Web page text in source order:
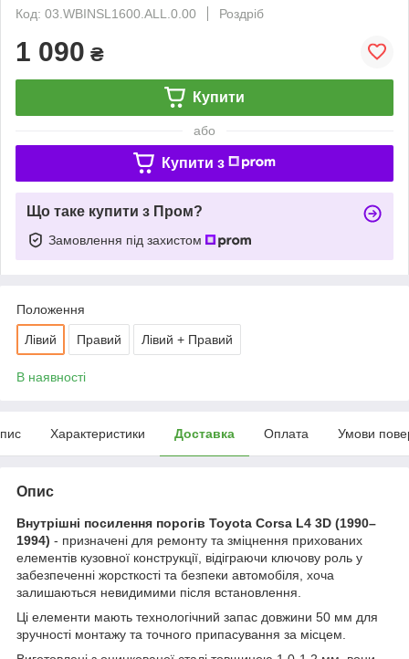
Код: 03.WBINSL1600.ALL.0.00
Роздріб
1 090 ₴
Купити
або
Купити з
Що таке купити з Пром?
Замовлення під захистом
Положення
Лівий Правий Лівий + Правий
В наявності
Характеристики Доставка Оплата Умови
Опис
Внутрішні посилення порогів Toyota Corsa L4 3D (1990–
1994) - призначені для ремонту та зміцнення прихованих
елементів кузовної конструкції, відіграючи ключову роль у
забезпеченні жорсткості та безпеки автомобіля, хоча
залишаються невидимими після встановлення.
Ці елементи мають технологічний запас довжини 50 мм для
зручності монтажу та точного припасування за місцем.